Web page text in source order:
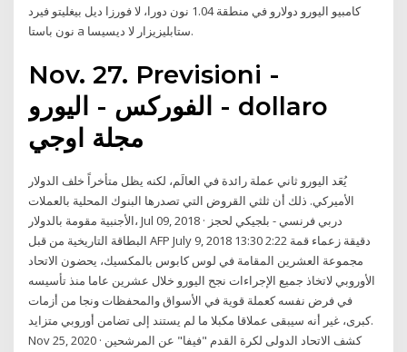
كامبيو اليورو دولارو في منطقة 1.04 نون دورا، لا فورزا ديل بيغليتو فيرد
نون باستا a ستابليزيزار لا ديسيسا.
Nov. 27. Previsioni -
الفوركس - اليورو - dollaro
مجلة اوجي
يُعَد اليورو ثاني عملة رائدة في العالَم، لكنه يظل متأخراً خلف الدولار
الأميركي. ذلك أن ثلثي القروض التي تصدرها البنوك المحلية بالعملات
الأجنبية مقومة بالدولار، Jul 09, 2018 · دربي فرنسي - بلجيكي لحجز
البطاقة التاريخية من قبل AFP July 9, 2018 13:30 2:22 دقيقة زعماء قمة
مجموعة العشرين المقامة في لوس كابوس بالمكسيك، يحضون الاتحاد
الأوروبي لاتخاذ جميع الإجراءات نجح اليورو خلال عشرين عاما منذ تأسيسه
في فرض نفسه كعملة قوية في الأسواق والمحفظات ونجا من أزمات
كبرى، غير أنه سيبقى عملاقا مكبلا ما لم يستند إلى تضامن أوروبي متزايد.
Nov 25, 2020 · كشف الاتحاد الدولى لكرة القدم "فيفا" عن المرشحين